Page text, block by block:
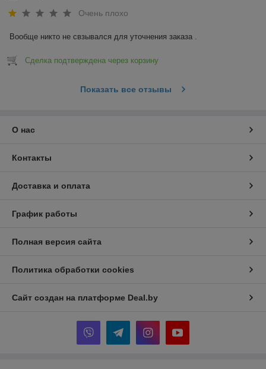
Очень плохо
Вообще никто не свзывался для уточнения заказа .
Сделка подтверждена через корзину
Показать все отзывы
О нас
Контакты
Доставка и оплата
График работы
Полная версия сайта
Политика обработки cookies
Сайт создан на платформе Deal.by